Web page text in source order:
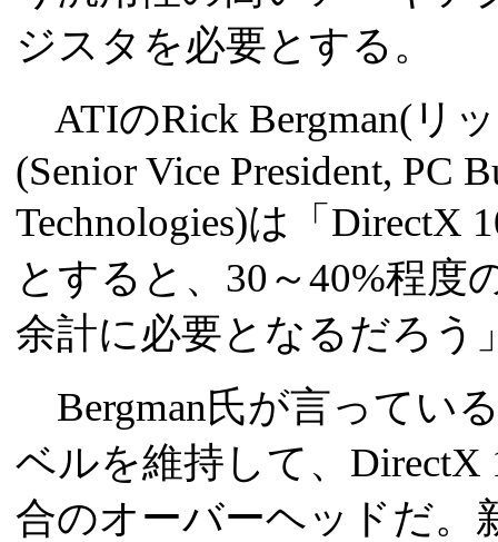
ジスタを必要とする。
ATIのRick Bergman(リ
(Senior Vice President, PC
Technologies)は「DirectX
とすると、30～40%程度
余計に必要となるだろう
Bergman氏が言ってい
ベルを維持して、
合のオーバーヘッドだ。